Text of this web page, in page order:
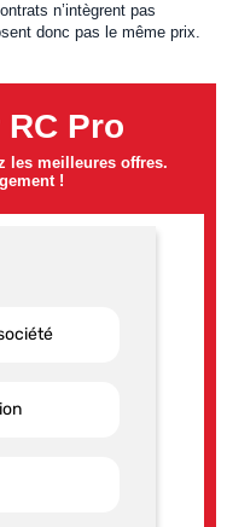
n’intègrent pas
donc pas le même prix.
Pro
les meilleures offres.
!